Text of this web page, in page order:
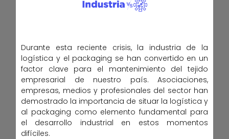
Durante esta reciente crisis, la industria de la
logística y el packaging se han convertido en un
factor clave para el mantenimiento del tejido
empresarial de nuestro país. Asociaciones,
empresas, medios y profesionales del sector han
demostrado la importancia de situar la logística y
al packaging como elemento fundamental para
el desarrollo industrial en estos momentos
difíciles.